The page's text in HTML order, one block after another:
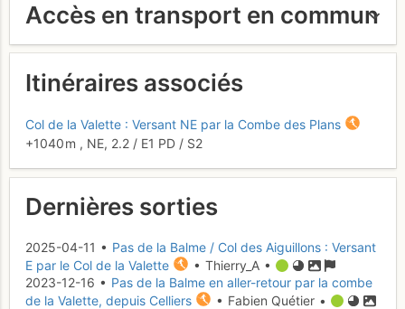
Accès en transport en commun
Itinéraires associés
Col de la Valette : Versant NE par la Combe des Plans
+1040 m , NE, 2.2 / E1 PD / S2
Dernières sorties
2025-04-11 • Pas de la Balme / Col des Aiguillons : Versant
E par le Col de la Valette
• Thierry_A •
2023-12-16 • Pas de la Balme en aller-retour par la combe
de la Valette, depuis Celliers
• Fabien Quétier •